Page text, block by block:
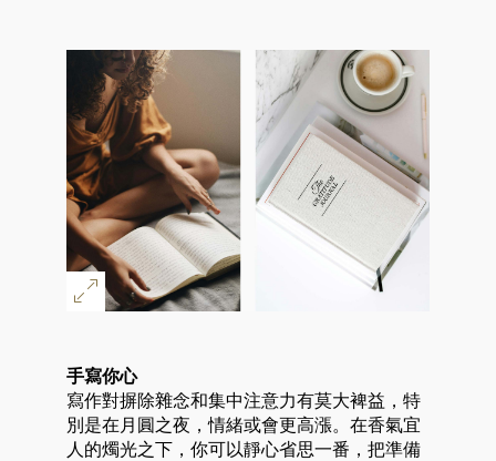
手寫你心
寫作對摒除雜念和集中注意力有莫大裨益，特
別是在月圓之夜，情緒或會更高漲。在香氣宜
人的燭光之下，你可以靜心省思一番，把準備